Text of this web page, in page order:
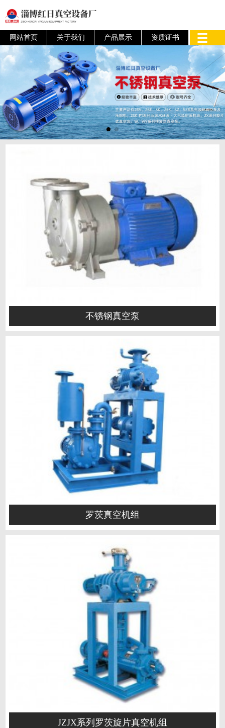
网站首页 关于我们 产品展示 资质证书
不锈钢真空泵
罗茨真空机组
JZJX系列罗茨旋片真空机组